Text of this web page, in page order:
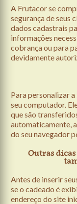
A Frutacor se
segurança de seus
dados cadastrais
informações
cobrança ou para
devidamente
Para personalizar
seu computador.
que são
automaticamente,
do seu navegador
Outras
Antes de inserir
se o cadeado é
endereço do site